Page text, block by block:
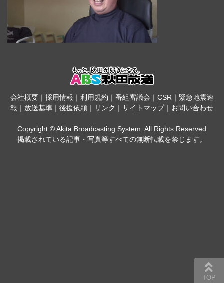
会社概要｜ 採用情報 ｜ 利用規約 ｜ 番組審議会 ｜ CSR｜ 緊急地震速
報 ｜ 放送基準 ｜ 後援依頼 ｜ リンク ｜ サイトマップ｜ お問い合わせ
Copyright © Akita Broadcasting System. All Rights Reserved
掲載されている記事・写真等すべての無断転載を禁じます。